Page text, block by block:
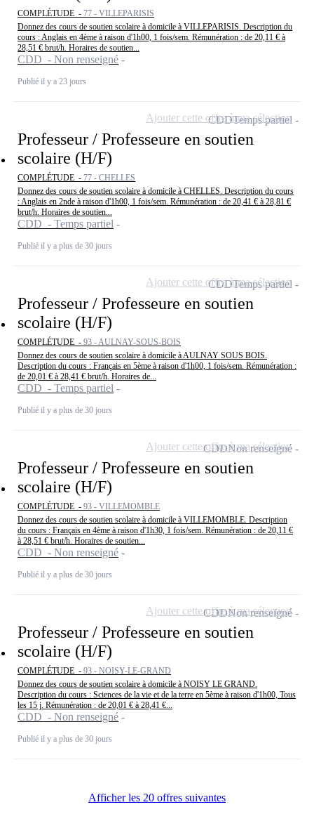
COMPLÉTUDE - 77 - VILLEPARISIS
Donnez des cours de soutien scolaire à domicile à VILLEPARISIS. Description du
cours : Anglais en 4ème à raison d'1h00, 1 fois/sem. Rémunération : de 20,11 € à
28,51 € brut/h. Horaires de soutien...
CDD - Non renseigné
Publié il y a 23 jours
Professeur / Professeure en soutien
scolaire (H/F)
COMPLÉTUDE - 77 - CHELLES
Donnez des cours de soutien scolaire à domicile à CHELLES. Description du cours
: Anglais en 2nde à raison d'1h00, 1 fois/sem. Rémunération : de 20,41 € à 28,81 €
brut/h. Horaires de soutien...
CDD - Temps partiel
Publié il y a plus de 30 jours
CDDTemps partiel
Ajouter cette offre à ma sélection
Professeur / Professeure en soutien
scolaire (H/F)
COMPLÉTUDE - 93 - AULNAY-SOUS-BOIS
Donnez des cours de soutien scolaire à domicile à AULNAY SOUS BOIS.
Description du cours : Français en 5ème à raison d'1h00, 1 fois/sem. Rémunération :
de 20,01 € à 28,41 € brut/h. Horaires de...
CDD - Temps partiel
Publié il y a plus de 30 jours
CDDTemps partiel
Ajouter cette offre à ma sélection
Professeur / Professeure en soutien
scolaire (H/F)
COMPLÉTUDE - 93 - VILLEMOMBLE
Donnez des cours de soutien scolaire à domicile à VILLEMOMBLE. Description
du cours : Français en 4ème à raison d'1h30, 1 fois/sem. Rémunération : de 20,11 €
à 28,51 € brut/h. Horaires de soutien...
CDD - Non renseigné
Publié il y a plus de 30 jours
CDDNon renseigné
Ajouter cette offre à ma sélection
Professeur / Professeure en soutien
scolaire (H/F)
COMPLÉTUDE - 93 - NOISY-LE-GRAND
Donnez des cours de soutien scolaire à domicile à NOISY LE GRAND.
Description du cours : Sciences de la vie et de la terre en 5ème à raison d'1h00, Tous
les 15 j. Rémunération : de 20,01 € à 28,41 €...
CDD - Non renseigné
Publié il y a plus de 30 jours
CDDNon renseigné
Ajouter cette offre à ma sélection
Afficher les 20 offres suivantes